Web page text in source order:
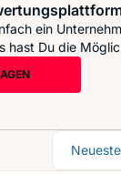
ein
hast Du die
Sortierung